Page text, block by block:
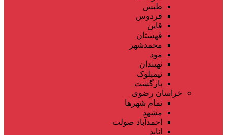
طبس
فردوس
قاین
قهستان
محمدشهر
مود
نهبندان
نیمبلوک
بازگشت
خراسان رضوی
تمام شهر‌ها
مشهد
احمدآباد صولت
انابد